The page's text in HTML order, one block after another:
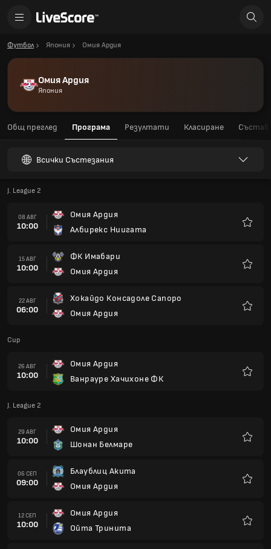
Футбол Япония Омия Ардия
Омия Ардия
Япония
Общ преглед Програма Резултати Класиране Състав
Всички Състезания
J. League 2
08 АВГ
10:00
Омия Ардия
Албирекс Ниигата
15 АВГ
10:00
ФК Имабари
Омия Ардия
22 АВГ
06:00
Хокайдо Консадоле Сапоро
Омия Ардия
Cup
26 АВГ
10:00
Омия Ардия
Ванрауре Хачихоне ФК
J. League 2
29 АВГ
10:00
Омия Ардия
Шонан Белмаре
06 СЕП
09:00
Блаублиц Акита
Омия Ардия
12 СЕП
10:00
Омия Ардия
Ойта Тринита